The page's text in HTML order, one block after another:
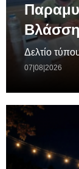
Δελτίο
07|08|2026